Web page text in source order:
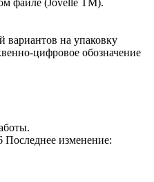
файле (Jovelle TM).
вариантов на упаковку
цифровое обозначение
Последнее изменение: